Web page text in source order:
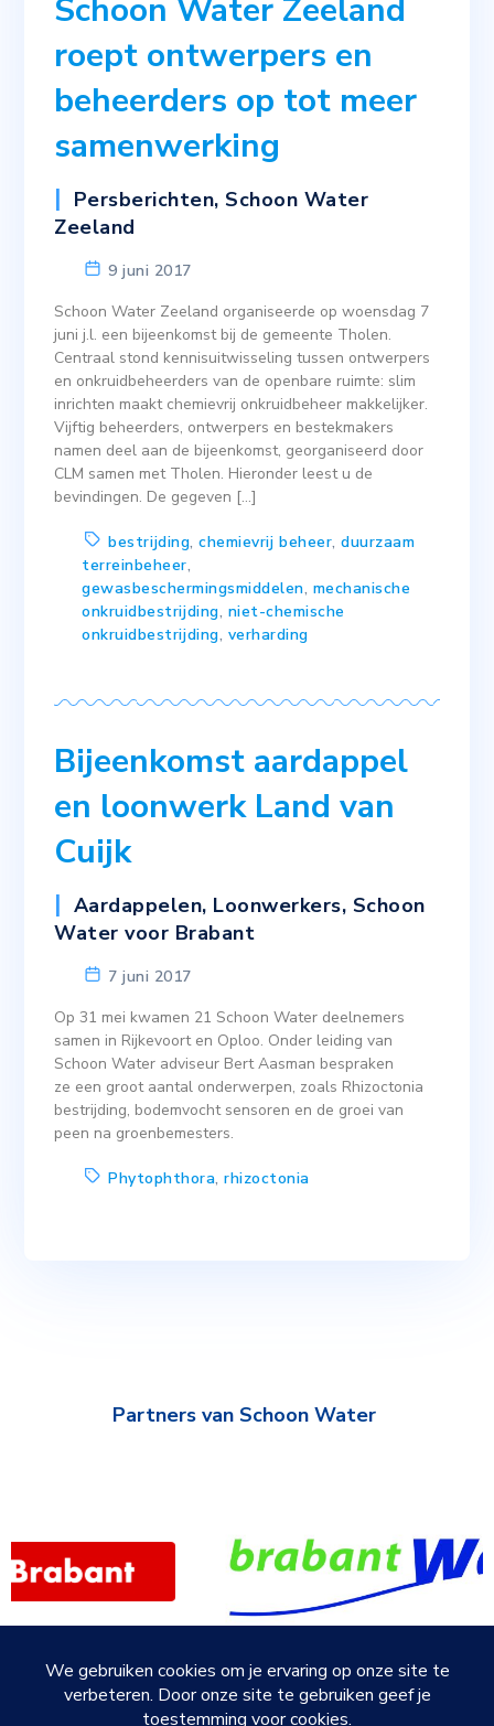
Schoon Water Zeeland
roept ontwerpers en
beheerders op tot meer
samenwerking
Persberichten,Schoon Water
Zeeland
9 juni 2017
Schoon Water Zeeland organiseerde op woensdag 7
juni j.l. een bijeenkomst bij de gemeente Tholen.
Centraal stond kennisuitwisseling tussen ontwerpers
en onkruidbeheerders van de openbare ruimte: slim
inrichten maakt chemievrij onkruidbeheer makkelijker.
Vijftig beheerders, ontwerpers en bestekmakers
namen deel aan de bijeenkomst, georganiseerd door
CLM samen met Tholen. Hieronder leest u de
bevindingen. De gegeven […]
bestrijding,chemievrij beheer,duurzaam
terreinbeheer,
gewasbeschermingsmiddelen, mechanische
onkruidbestrijding, niet-chemische
onkruidbestrijding, verharding
Bijeenkomst aardappel
en loonwerk Land van
Cuijk
Aardappelen, Loonwerkers, Schoon
Water voor Brabant
7 juni 2017
Op 31 mei kwamen 21 Schoon Water deelnemers
samen in Rijkevoort en Oploo. Onder leiding van
Schoon Water adviseur Bert Aasman bespraken
ze een groot aantal onderwerpen, zoals Rhizoctonia
bestrijding, bodemvocht sensoren en de groei van
peen na groenbemesters.
Phytophthora,rhizoctonia
Partners van Schoon Water